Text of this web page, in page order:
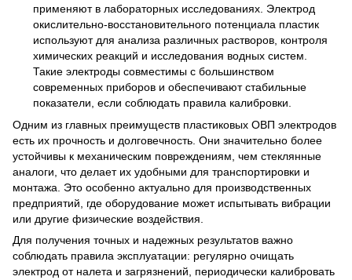
применяют в лабораторных исследованиях. Электрод
окислительно-восстановительного потенциала пластик
используют для анализа различных растворов, контроля
химических реакций и исследования водных систем.
Такие электроды совместимы с большинством
современных приборов и обеспечивают стабильные
показатели, если соблюдать правила калибровки.
Одним из главных преимуществ пластиковых ОВП электродов
есть их прочность и долговечность. Они значительно более
устойчивы к механическим повреждениям, чем стеклянные
аналоги, что делает их удобными для транспортировки и
монтажа. Это особенно актуально для производственных
предприятий, где оборудование может испытывать вибрации
или другие физические воздействия.
Для получения точных и надежных результатов важно
соблюдать правила эксплуатации: регулярно очищать
электрод от налета и загрязнений, периодически калибровать